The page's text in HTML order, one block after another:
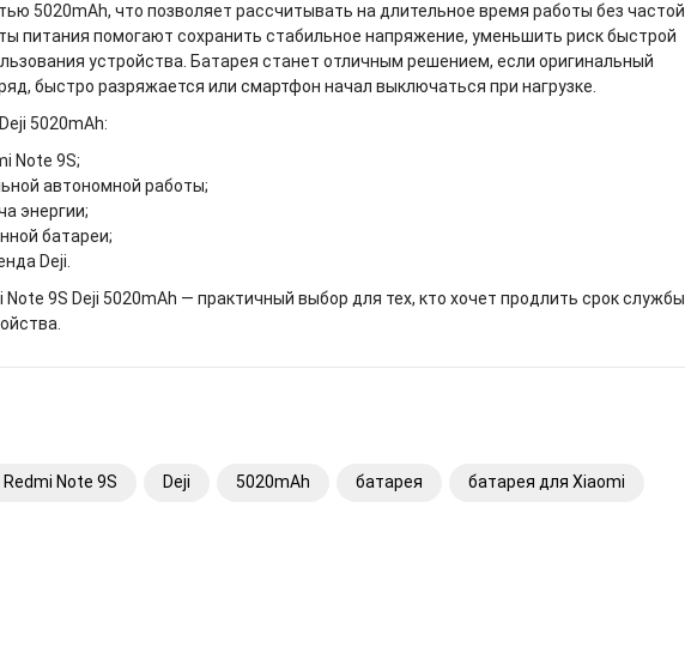
5020mAh, что позволяет рассчитывать на длительное время работы без частой
питания помогают сохранить стабильное напряжение, уменьшить риск быстрой
устройства. Батарея станет отличным решением, если оригинальный
быстро разряжается или смартфон начал выключаться при нагрузке.
5020mAh:
Note 9S;
автономной работы;
энергии;
батареи;
Deji.
9S Deji 5020mAh — практичный выбор для тех, кто хочет продлить срок службы
Note 9S Deji 5020mAh батарея батарея для Xiaomi